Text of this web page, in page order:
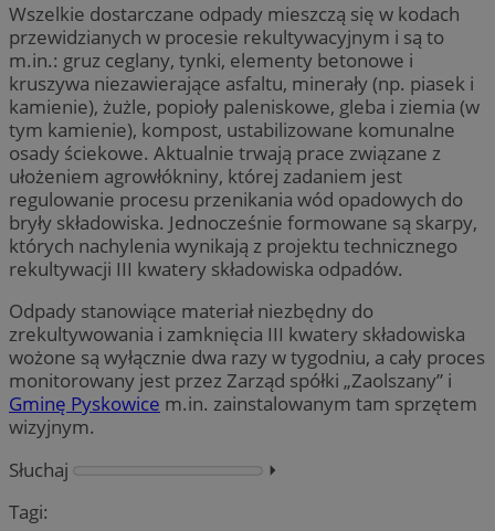
Wszelkie dostarczane odpady mieszczą się w kodach
przewidzianych w procesie rekultywacyjnym i są to
m.in.: gruz ceglany, tynki, elementy betonowe i
kruszywa niezawierające asfaltu, minerały (np. piasek i
kamienie), żużle, popioły paleniskowe, gleba i ziemia (w
tym kamienie), kompost, ustabilizowane komunalne
osady ściekowe. Aktualnie trwają prace związane z
ułożeniem agrowłókniny, której zadaniem jest
regulowanie procesu przenikania wód opadowych do
bryły składowiska. Jednocześnie formowane są skarpy,
których nachylenia wynikają z projektu technicznego
rekultywacji III kwatery składowiska odpadów.
Odpady stanowiące materiał niezbędny do
zrekultywowania i zamknięcia III kwatery składowiska
wożone są wyłącznie dwa razy w tygodniu, a cały proces
monitorowany jest przez Zarząd spółki „Zaolszany” i
Gminę Pyskowice m.in. zainstalowanym tam sprzętem
wizyjnym.
Słuchaj
⏵︎
Tagi: